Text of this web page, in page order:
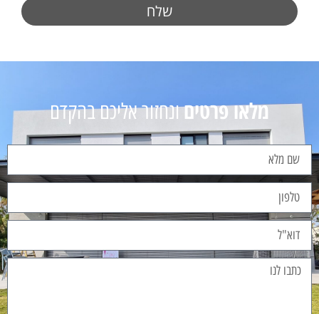
שלח
מלאו פרטיםונחזור אליכם בהקדם